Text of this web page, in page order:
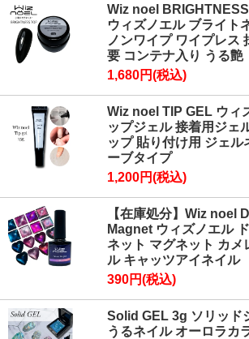
Wiz noel
ウィズノエル ブライト
ノンワイプ ワイプレス
要 コンテナ入り うる艶
1,680円(税込)
Wiz noel TIP GEL ウィ
ップジェル 接着用ジェ
ップ 貼り付け用 ジェル
ーブタイプ
1,200円(税込)
【在庫処分】Wiz noel
Magnet ウィズノエル
ネット マグネット カメ
ル キャッツアイネイル
390円(税込)
Solid GEL 3g ソリッド
うるネイル オーロラカ